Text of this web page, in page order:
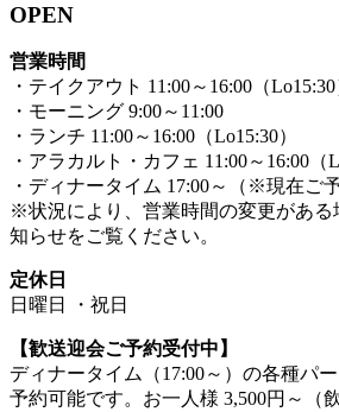
OPEN
営業時間
・テイクアウト 11:00～16:00（Lo15:30
・モーニング 9:00～11:00
・ランチ 11:00～16:00（Lo15:30）
・アラカルト・カフェ 11:00～16:00（
・ディナータイム 17:00～（※現在ご
※状況により、営業時間の変更がある
知らせをご覧ください。
定休日
日曜日 ・祝日
【歓送迎会ご予約受付中】
ディナータイム（17:00～）の各種パ
予約可能です。お一人様 3,500円～（